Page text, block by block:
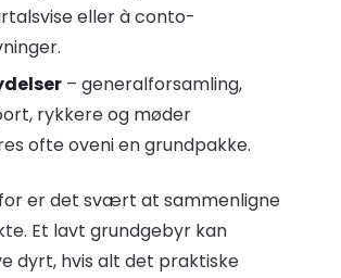
eller à conto-
– generalforsamling,
rykkere og møder
ofte oveni en grundpakke.
er det svært at sammenligne
Et lavt grundgebyr kan
dyrt, hvis alt det praktiske